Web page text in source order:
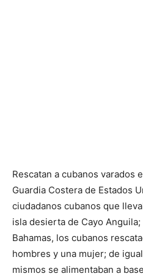
Rescatan a cubanos varados
Guardia Costera de Estados
ciudadanos cubanos que
isla desierta de Cayo
Bahamas, los cubanos
hombres y una mujer; de
mismos se alimentaban a